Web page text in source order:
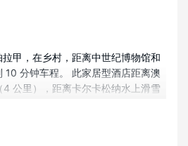
甲，在乡村，距离中世纪博物馆和
10 分钟车程。 此家居型酒店距离澳
公里），距离卡尔卡松纳水上滑雪